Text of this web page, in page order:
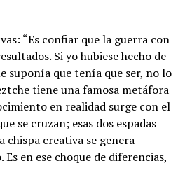
“Es confiar que la guerra con
Si yo hubiese hecho de
suponía que tenía que ser, no lo
tiene una famosa metáfora
en realidad surge con el
se cruzan; esas dos espadas
chispa creativa se genera
en ese choque de diferencias,